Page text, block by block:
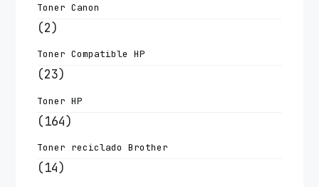
Toner Canon
(2)
Toner Compatible HP
(23)
Toner HP
(164)
Toner reciclado Brother
(14)